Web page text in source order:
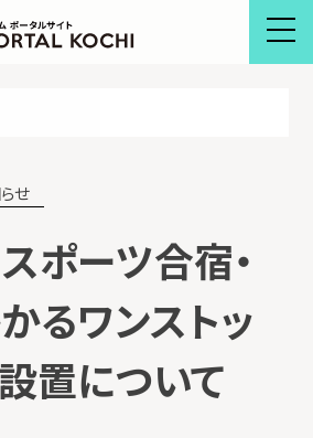
せ
ポーツ合宿・
るワンストッ
置について